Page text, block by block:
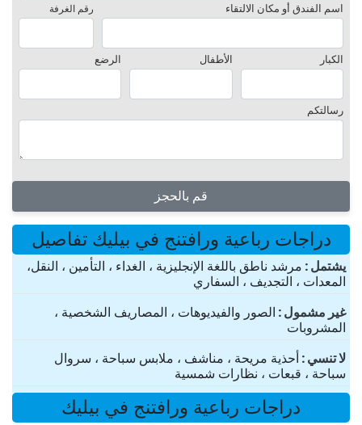
اسم الفندق أو مكان الالتقاء رقم الغرفة
الكبار الأطفال الرضع
رسالتكم
قم بالحجز
دراجات رباعية ورافتنج في بيليك تفاصيل
یشتمل مرشد ناطق باللغة الإنجليزية ، الغداء ، التأمين ، النقل،
المعدات ، التجديف ، السفاري
غير مشمول الصور والفيديوهات ، المصاريف الشخصية ،
المشروبات
لا تنسي أحذية مريحة ، مناشف ، ملابس سباحة ، سروال
سباحة ، قبعات ، نظارات شمسية
دراجات رباعية ورافتنج في بيليك